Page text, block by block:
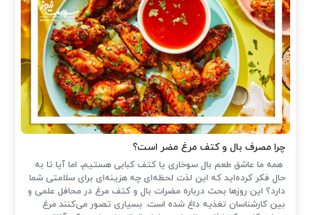
چرا مصرف بال و کتف مرغ مضر است؟
همه ما عاشق طعم بال سوخاری یا کتف کبابی هستیم، اما آیا تا به
حال فکر کرده‌اید که این لذت لحظه‌ای چه هزینه‌ای برای سلامتی شما
دارد؟ این روزها بحث درباره مضرات بال و کتف مرغ در محافل علمی و
بین کارشناسان تغذیه داغ شده است. بسیاری تصور می‌کنند مرغ